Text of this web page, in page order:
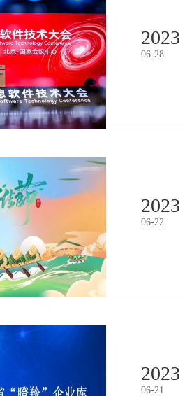
2023
06-28
2023
06-22
2023
06-21